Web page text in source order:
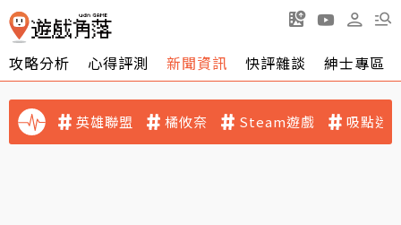
攻略分析 心得評測 新聞資訊 快評雜談 紳士專區
英雄聯盟 橘攸奈 Steam遊戲 吸點迷